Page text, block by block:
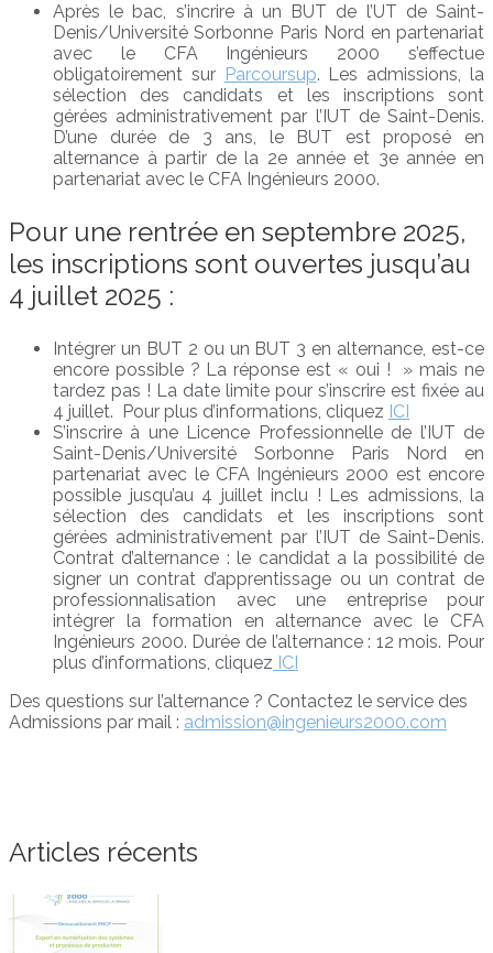
Après le bac, s’incrire à un BUT de l’UT de Saint-
Denis/Université Sorbonne Paris Nord en partenariat
avec le CFA Ingénieurs 2000 s’effectue
obligatoirement sur Parcoursup. Les admissions, la
sélection des candidats et les inscriptions sont
gérées administrativement par l’IUT de Saint-Denis.
D’une durée de 3 ans, le BUT est proposé en
alternance à partir de la 2e année et 3e année en
partenariat avec le CFA Ingénieurs 2000.
Pour une rentrée en septembre 2025,
les inscriptions sont ouvertes jusqu’au
4 juillet 2025 :
Intégrer un BUT 2 ou un BUT 3 en alternance, est-ce
encore possible ? La réponse est « oui ! » mais ne
tardez pas ! La date limite pour s’inscrire est fixée au
4 juillet. Pour plus d’informations, cliquez ICI
S’inscrire à une Licence Professionnelle de l’IUT de
Saint-Denis/Université Sorbonne Paris Nord en
partenariat avec le CFA Ingénieurs 2000 est encore
possible jusqu’au 4 juillet inclu ! Les admissions, la
sélection des candidats et les inscriptions sont
gérées administrativement par l’IUT de Saint-Denis.
Contrat d’alternance : le candidat a la possibilité de
signer un contrat d’apprentissage ou un contrat de
professionnalisation avec une entreprise pour
intégrer la formation en alternance avec le CFA
Ingénieurs 2000. Durée de l’alternance : 12 mois. Pour
plus d’informations, cliquez ICI
Des questions sur l’alternance ? Contactez le service des
Admissions par mail : admission@ingenieurs2000.com
Articles récents